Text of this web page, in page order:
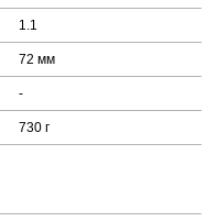
1.1
72 мм
-
730 г